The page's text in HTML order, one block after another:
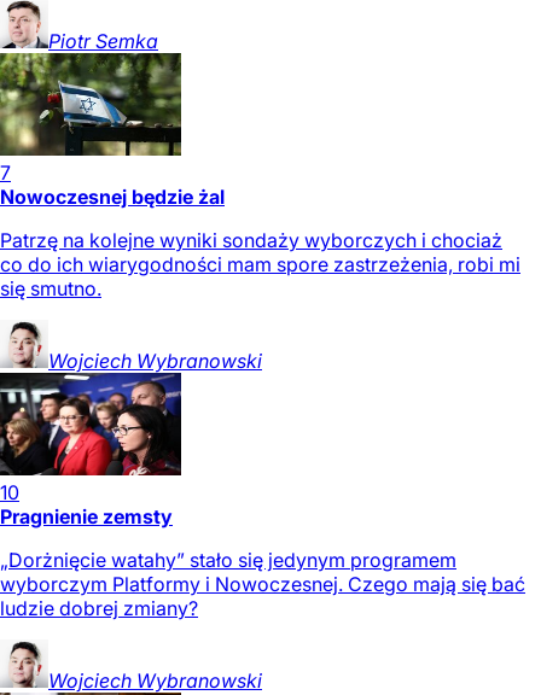
Piotr Semka
7
Nowoczesnej będzie żal
Patrzę na kolejne wyniki sondaży wyborczych i chociaż
co do ich wiarygodności mam spore zastrzeżenia, robi mi
się smutno.
Wojciech Wybranowski
10
Pragnienie zemsty
„Dorżnięcie watahy” stało się jedynym programem
wyborczym Platformy i Nowoczesnej. Czego mają się bać
ludzie dobrej zmiany?
Wojciech Wybranowski